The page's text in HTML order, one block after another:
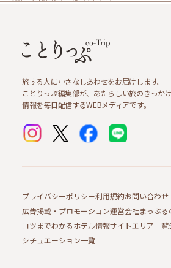
旅する人に小さなしあわせをお届けします。
ことりっぷ編集部が、あたらしい旅のきっか
情報を毎日配信するWEBメディアです。
プライバシーポリシー利用規約お問い合わせ
広告掲載・プロモーション運営会社まっぷ
コツまでわかるホテル情報サイトエリア一覧
シチュエーション一覧